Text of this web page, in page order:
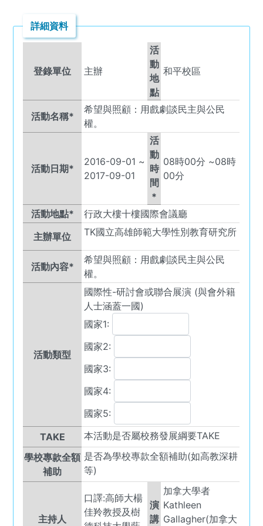
詳細資料
登錄單位 主辦
活
動
地
點
和平校區
活動名稱*
希望與照顧：用戲劇談民主與公民
權。
活動日期*
2016-09-01 ~
2017-09-01
活
動
時
間
*
08時00 分 ~08時
00分
活動地點*
行政大樓十樓國際會議廳
主辦單位
TK國立高雄師範大學性別教育研究所
活動內容*
希望與照顧：用戲劇談民主與公民
權。
活動類型
國際性-研討會或聯合展演 (與會外籍
人士涵蓋一國)
國家1:
國家2:
國家3:
國家4:
國家5:
TAKE
本活動是否屬校務發展綱要TAKE
學校專款全額
補助
是否為學校專款全額補助(如高教深耕
等)
主持人
口譯:高師大楊
佳羚教授及樹
演
講
加拿大學者
Kathleen
Gallagher(加拿大